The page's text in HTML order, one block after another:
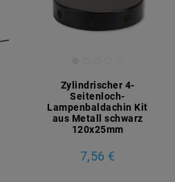
Zylindrischer 4-
Seitenloch-
Lampenbaldachin Kit
aus Metall schwarz
120x25mm
7,56 €